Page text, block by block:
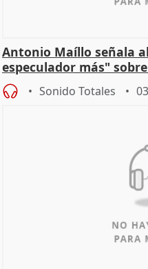
Antonio Maíllo señala
especulador más"
Becerril
Sonido Totales